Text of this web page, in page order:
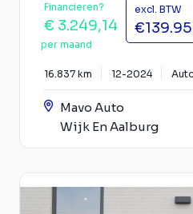
Financieren?
€ 3.249,14
per maand
excl. BTW
16.837 km 12-2024
Mavo Auto
Wijk En Aalburg